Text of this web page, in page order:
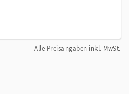
Alle Preisangaben inkl. MwSt.